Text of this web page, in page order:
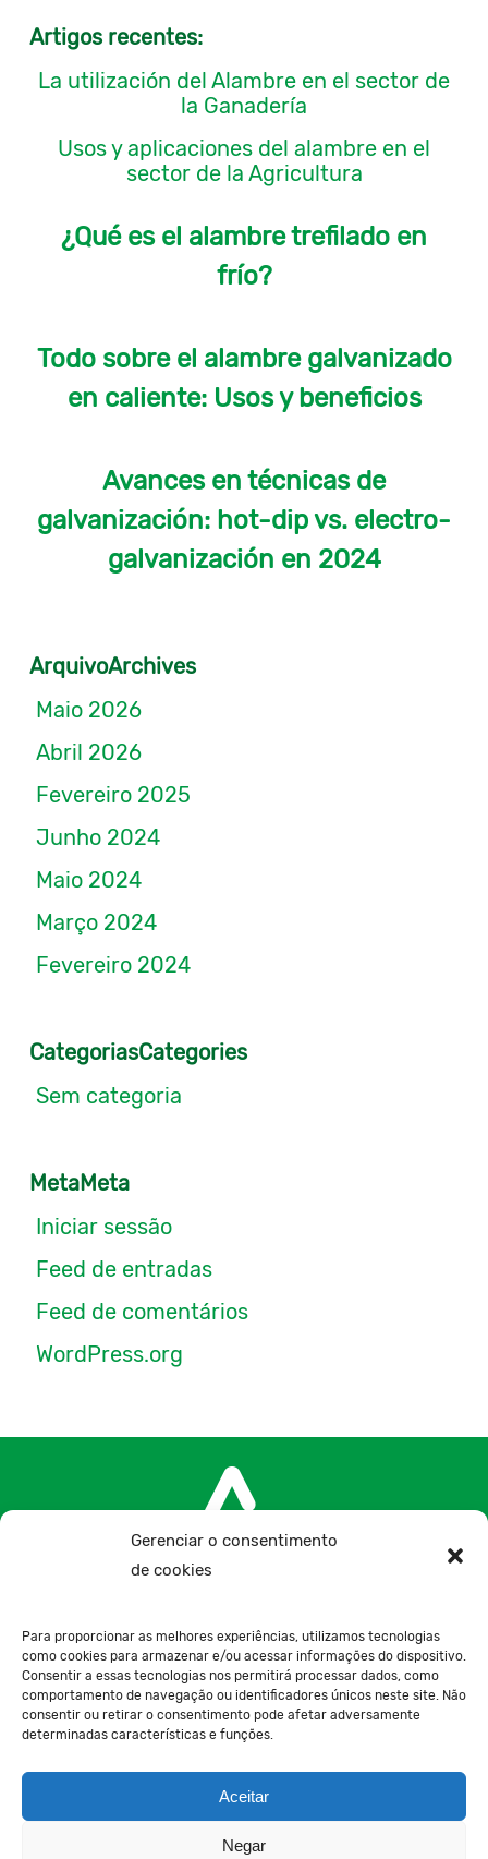
Gerenciar o consentimento
de cookies
Para proporcionar as melhores experiências, utilizamos tecnologias
como cookies para armazenar e/ou acessar informações do dispositivo.
Consentir a essas tecnologias nos permitirá processar dados, como
comportamento de navegação ou identificadores únicos neste site. Não
consentir ou retirar o consentimento pode afetar adversamente
determinadas características e funções.
Aceitar
Negar
Artigos recentes:
La utilización del Alambre en el sector de
la Ganadería
Usos y aplicaciones del alambre en el
sector de la Agricultura
¿Qué es el alambre trefilado en
frío?
Todo sobre el alambre galvanizado
en caliente: Usos y beneficios
Avances en técnicas de
galvanización: hot-dip vs. electro-
galvanización en 2024
ArquivoArchives
Maio 2026
Abril 2026
Fevereiro 2025
Junho 2024
Maio 2024
Março 2024
Fevereiro 2024
CategoriasCategories
Sem categoria
MetaMeta
Iniciar sessão
Feed de entradas
Feed de comentários
WordPress.org
+34 957 300 075
Ctra. de la Paz, s/n, 14100, La Carlota, Córdoba,
España
Contato